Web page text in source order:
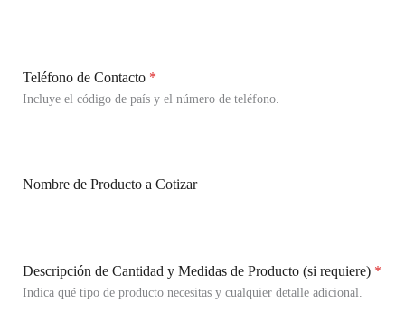
Teléfono de Contacto *
Incluye el código de país y el número de teléfono.
Nombre de Producto a Cotizar
Descripción de Cantidad y Medidas de Producto (si requiere) *
Indica qué tipo de producto necesitas y cualquier detalle adicional.